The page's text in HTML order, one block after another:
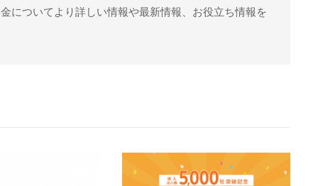
についてより詳しい情報や最新情報、お役立ち情報を